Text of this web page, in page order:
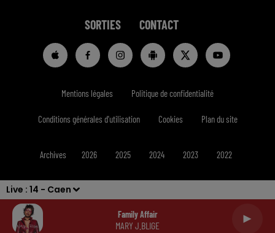
Live : 14 - Caen
Family Affair
MARY J.BLIGE
SORTIES CONTACT
Mentions légales Politique de confidentialité
Conditions générales d'utilisation Cookies Plan du site
Archives 2026 2025 2024 2023 2022